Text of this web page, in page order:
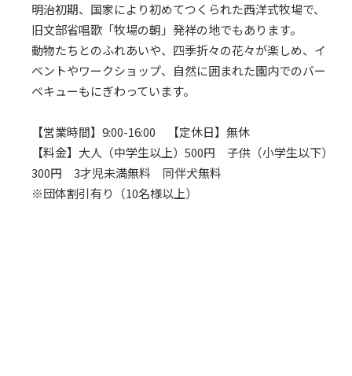
明治初期、国家により初めてつくられた西洋式牧場で、
旧文部省唱歌「牧場の朝」発祥の地でもあります。
動物たちとのふれあいや、四季折々の花々が楽しめ、イ
ベントやワークショップ、自然に囲まれた園内でのバー
ベキューもにぎわっています。
【営業時間】9:00-16:00 【定休日】無休
【料金】大人（中学生以上）500円 子供（小学生以下）
300円 3才児未満無料 同伴犬無料
※団体割引有り（10名様以上）